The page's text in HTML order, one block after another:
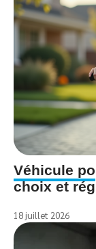
Véhicule
choix et
18 juillet 2026